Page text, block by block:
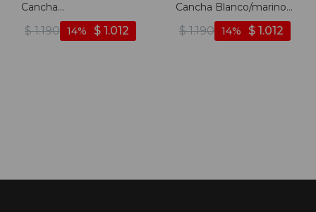
Cancha
Blanco/celeste/naranja -
Blanco-celeste
$ 1.190 $ 1.012
14
Cancha Blanco/marino -
Blanco-marino
$ 1.190 $ 1.012
14